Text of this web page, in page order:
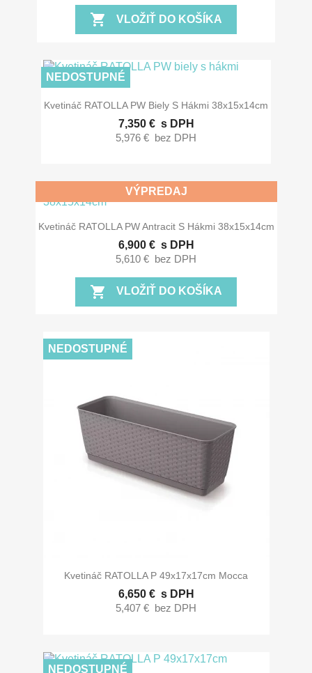
shopping_cart VLOŽIŤ DO KOŠÍKA
Kvetináč RATOLLA PW Biely S Hákmi 38x15x14cm
7,350 € s DPH
5,976 € bez DPH
NEDOSTUPNÉ
Kvetináč RATOLLA PW Antracit S Hákmi 38x15x14cm
6,900 € s DPH
5,610 € bez DPH
shopping_cart VLOŽIŤ DO KOŠÍKA
VÝPREDAJ
Kvetináč RATOLLA P 49x17x17cm Mocca
6,650 € s DPH
5,407 € bez DPH
NEDOSTUPNÉ
NEDOSTUPNÉ